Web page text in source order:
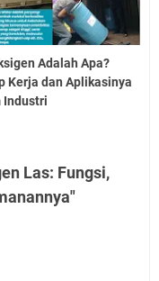
Adalah Apa?
Kerja dan Aplikasinya
Industri
Las: Fungsi,